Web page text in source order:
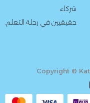
شركاء
حقيقيين في رحلة التعلم.
Copyright ©